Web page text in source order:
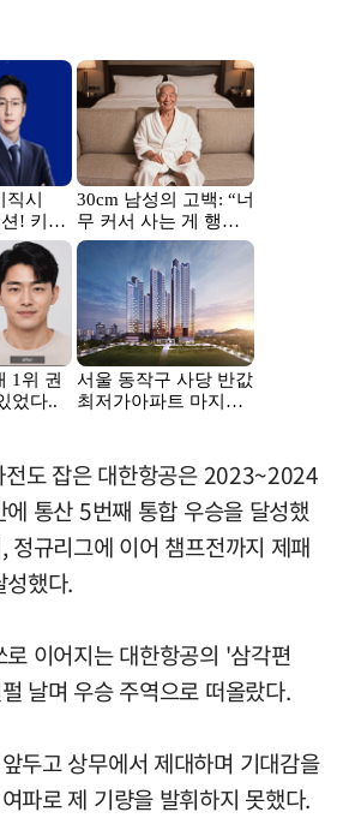
도 잡은 대한항공은 2023~2024
통산 5번째 통합 우승을 달성했
정규리그에 이어 챔프전까지 제패
성했다.
이어지는 대한항공의 '삼각편
날며 우승 주역으로 떠올랐다.
두고 상무에서 제대하며 기대감을
파로 제 기량을 발휘하지 못했다.